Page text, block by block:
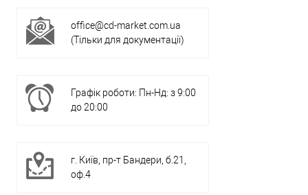
office@cd-market.com.ua
(Тільки для документації)
Графік роботи: Пн-Нд: з 9:00
до 20:00
г. Київ, пр-т Бандери, б.21,
оф.4